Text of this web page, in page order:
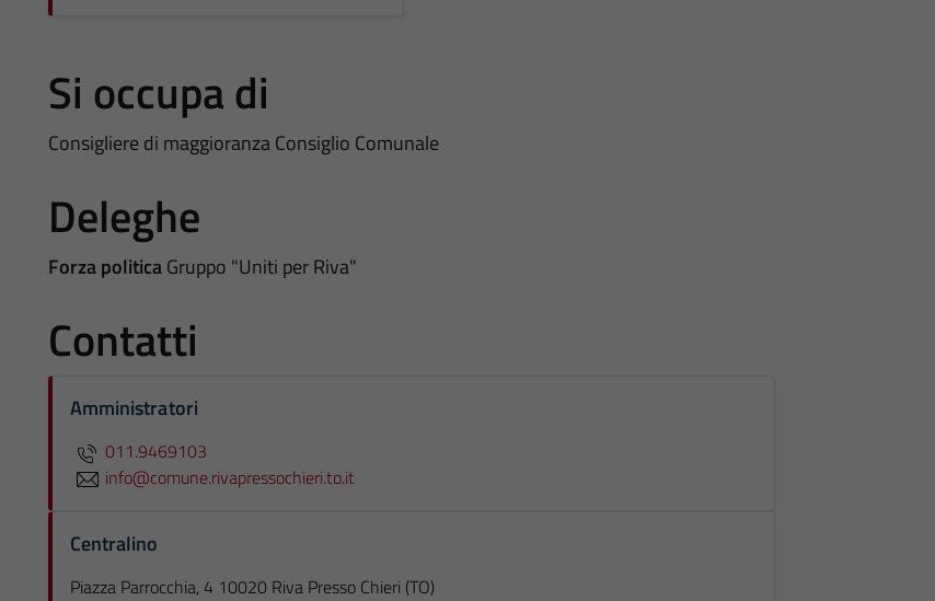
Si occupa di
Consigliere di maggioranza Consiglio Comunale
Deleghe
Forza politicaGruppo "Uniti per Riva"
Contatti
Amministratori
011.9469103
info@comune.rivapressochieri.to.it
Centralino
Piazza Parrocchia, 4 10020 Riva Presso Chieri (TO)